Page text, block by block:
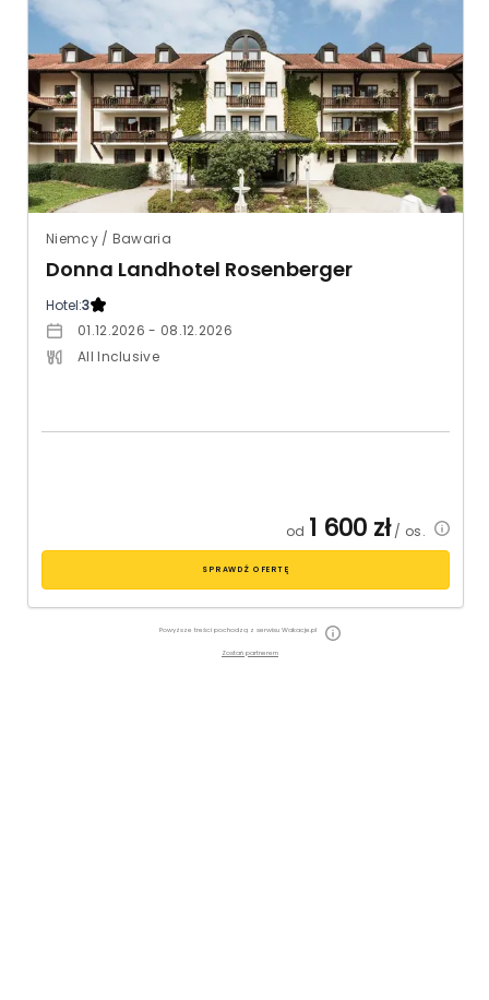
Niemcy / Bawaria
Donna Landhotel Rosenberger
Hotel:3
01.12.2026 - 08.12.2026
All Inclusive
od 1 600 zł/ os.
SPRAWDŹ OFERTĘ
Powyższe treści pochodzą z serwisu Wakacje.pl
Zostań partnerem